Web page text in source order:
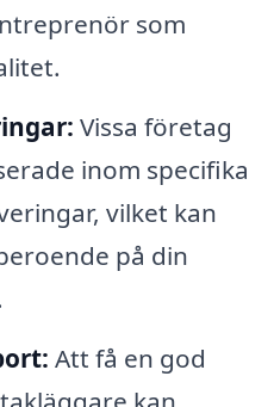
som
Vissa företag
inom specifika
vilket kan
på din
Att få en god